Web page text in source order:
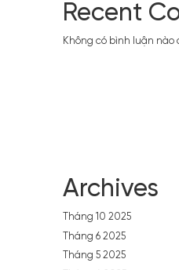
Recent
Không có bình luận nào
Archives
Tháng 10 2025
Tháng 6 2025
Tháng 5 2025